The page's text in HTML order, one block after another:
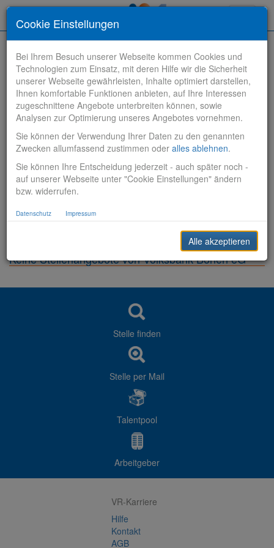
Stelle finden
Vertriebsbank
Produktionsbank
Sonstiges
Keine Stellenangebote von Volksbank Bönen eG
Stelle finden
Stelle per Mail
Talentpool
Arbeitgeber
VR-Karriere
Hilfe
Kontakt
AGB
Cookie Einstellungen
Bei Ihrem Besuch unserer Webseite kommen Cookies und
Technologien zum Einsatz, mit deren Hilfe wir die Sicherheit
unserer Webseite gewährleisten, Inhalte optimiert darstellen,
Ihnen komfortable Funktionen anbieten, auf Ihre Interessen
zugeschnittene Angebote unterbreiten können, sowie
Analysen zur Optimierung unseres Angebotes vornehmen.
Sie können der Verwendung Ihrer Daten zu den genannten
Zwecken allumfassend zustimmen oder alles ablehnen.
Sie können Ihre Entscheidung jederzeit - auch später noch -
auf unserer Webseite unter "Cookie Einstellungen" ändern
bzw. widerrufen.
Datenschutz Impressum
Alle akzeptieren